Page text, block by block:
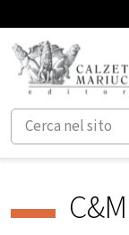
C&M